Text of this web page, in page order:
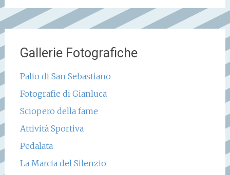
Gallerie Fotografiche
Palio di San Sebastiano
Fotografie di Gianluca
Sciopero della fame
Attività Sportiva
Pedalata
La Marcia del Silenzio